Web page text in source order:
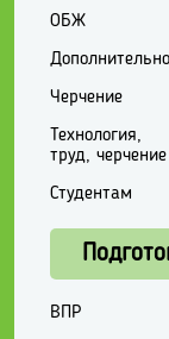
ОБЖ
Дополнительно
Черчение
Технология,
труд, черчение
Студентам
ВПР